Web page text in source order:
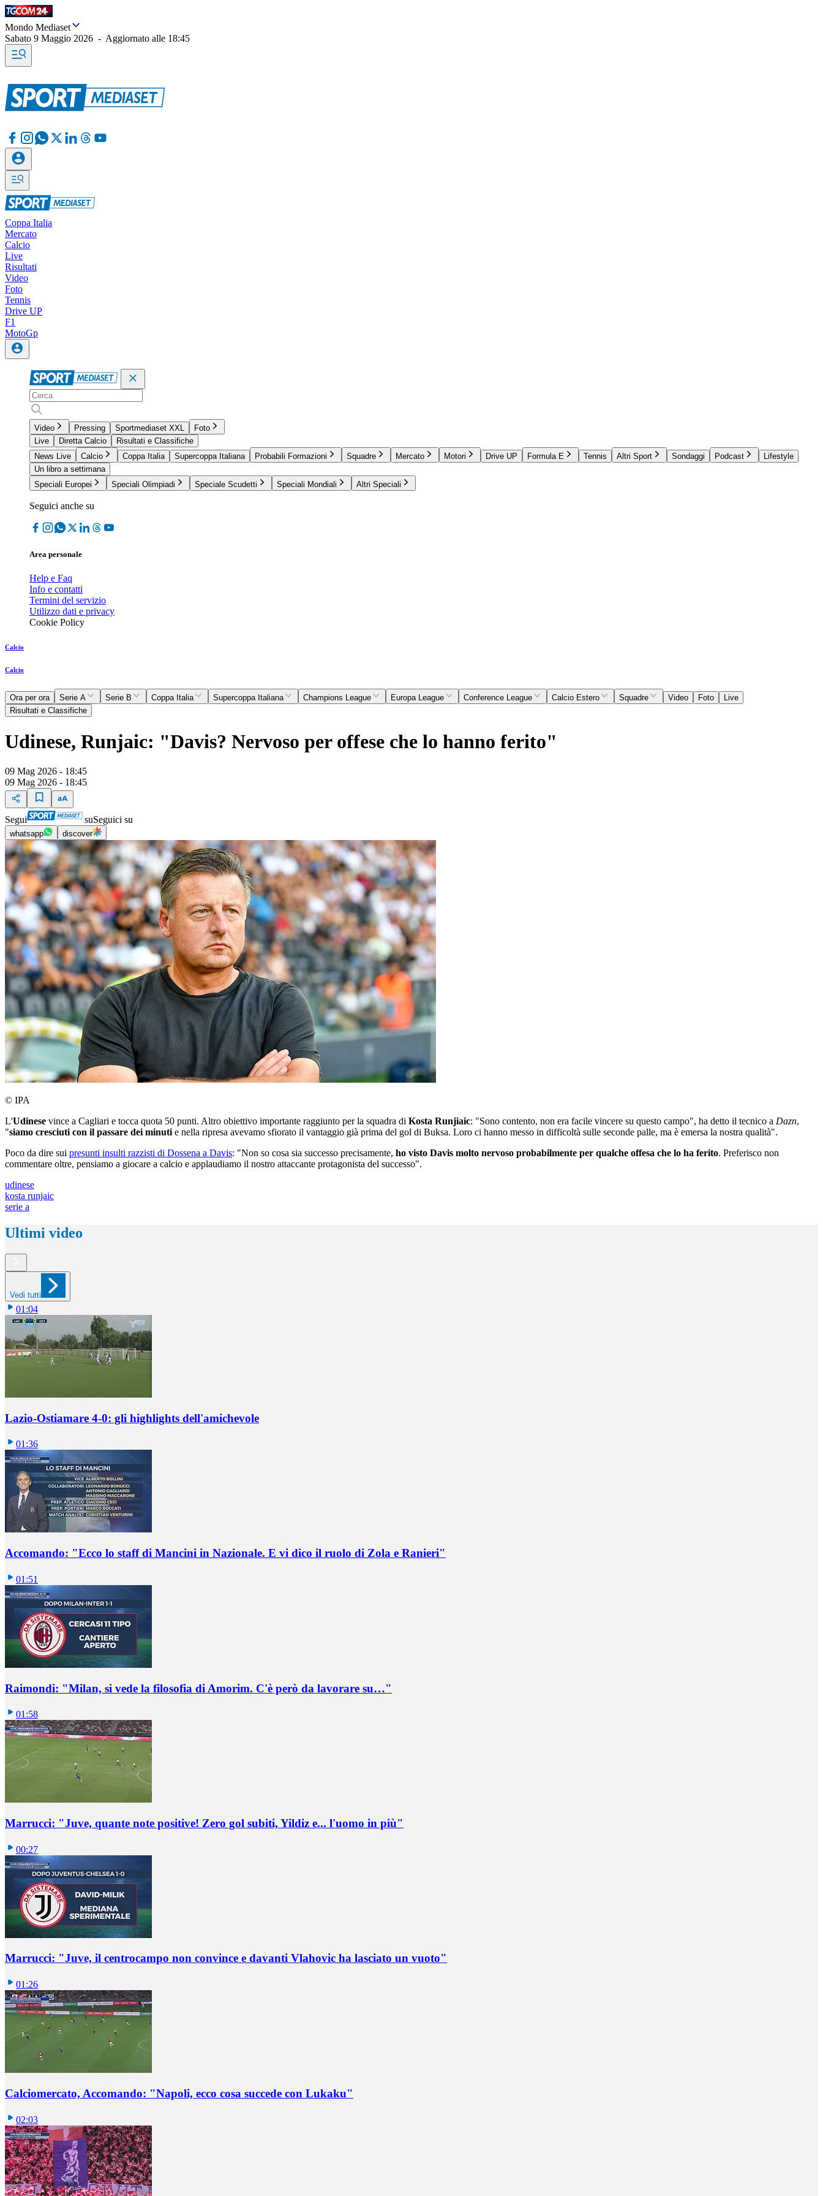
Mondo Mediaset
Sabato 9 Maggio 2026 - Aggiornato alle 18:45
Coppa Italia
Mercato
Calcio
Live
Risultati
Video
Foto
Tennis
Drive UP
F1
MotoGp
Video Pressing Sportmediaset XXL
Foto
Live
Diretta Calcio
Risultati e Classifiche
News Live
Calcio Coppa Italia Supercoppa Italiana Probabili Formazioni Squadre Mercato Motori Drive UP Formula E Tennis Altri Sport Sondaggi Podcast
Lifestyle
Un libro a settimana
Speciali Europei
Speciali Olimpiadi Speciale Scudetti Speciali Mondiali Altri Speciali
Seguici anche su
Area personale
Help e Faq
Info e contatti
Termini del servizio
Utilizzo dati e privacy
Cookie Policy
Calcio
Calcio
Ora per ora Serie A Serie B Coppa Italia Supercoppa Italiana Champions League Europa League Conference League Calcio Estero Squadre Video Foto
Live
Risultati e Classifiche
Udinese, Runjaic: "Davis? Nervoso per offese che lo hanno ferito"
09 Mag 2026 - 18:45
09 Mag 2026 - 18:45
Segui suSeguici su
whatsapp discover
© IPA
L'Udinese vince a Cagliari e tocca quota 50 punti. Altro obiettivo importante raggiunto per la squadra di Kosta Runjiaic: "Sono contento, non era facile vincere su questo campo", ha detto il tecnico a Dazn,
"siamo cresciuti con il passare dei minuti e nella ripresa avevamo sfiorato il vantaggio già prima del gol di Buksa. Loro ci hanno messo in difficoltà sulle seconde palle, ma è emersa la nostra qualità".
Poco da dire sui presunti insulti razzisti di Dossena a Davis: "Non so cosa sia successo precisamente, ho visto Davis molto nervoso probabilmente per qualche offesa che lo ha ferito. Preferisco non
commentare oltre, pensiamo a giocare a calcio e applaudiamo il nostro attaccante protagonista del successo".
udinese
kosta runjaic
serie a
Ultimi video
Vedi tutti
01:04
Lazio-Ostiamare 4-0: gli highlights dell'amichevole
01:36
Accomando: "Ecco lo staff di Mancini in Nazionale. E vi dico il ruolo di Zola e Ranieri"
01:51
Raimondi: "Milan, si vede la filosofia di Amorim. C'è però da lavorare su…"
01:58
Marrucci: "Juve, quante note positive! Zero gol subiti, Yildiz e... l'uomo in più"
00:27
Marrucci: "Juve, il centrocampo non convince e davanti Vlahovic ha lasciato un vuoto"
01:26
Calciomercato, Accomando: "Napoli, ecco cosa succede con Lukaku"
02:03